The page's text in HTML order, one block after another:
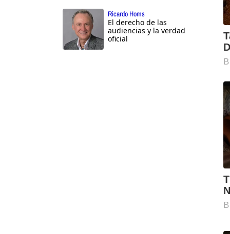
Ricardo Homs
El derecho de las
audiencias y la verdad
oficial